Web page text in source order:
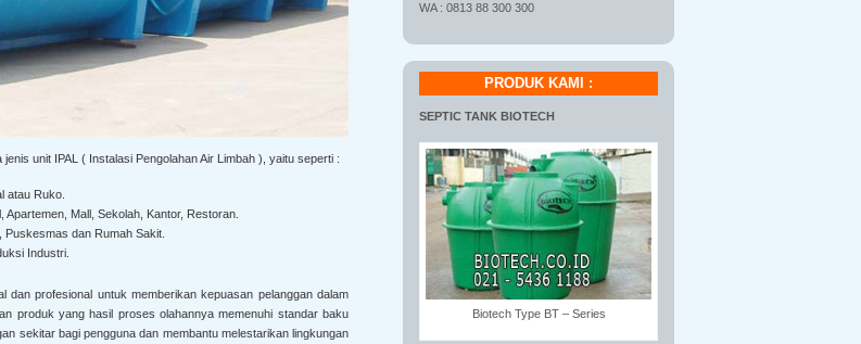
unit IPAL ( Instalasi Pengolahan Air Limbah ), yaitu seperti :
atau Ruko.
Mall, Sekolah, Kantor, Restoran.
dan Rumah Sakit.
Industri.
dan profesional untuk memberikan kepuasan pelanggan dalam
produk yang hasil proses olahannya memenuhi standar baku
sekitar bagi pengguna dan membantu melestarikan lingkungan
WA : 0813 88 300 300
PRODUK KAMI :
SEPTIC TANK BIOTECH
Biotech Type BT – Series